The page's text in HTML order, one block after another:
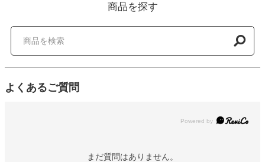
商品を探す
よくあるご質問
Powered by
まだ質問はありません。